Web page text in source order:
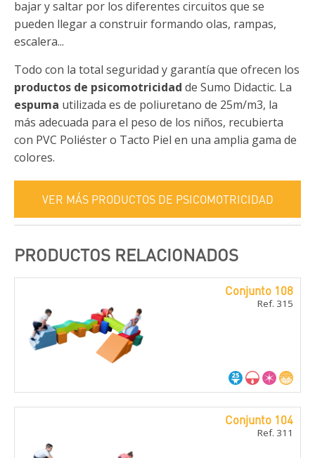
bajar y saltar por los diferentes circuitos que se
pueden llegar a construir formando olas, rampas,
escalera...
Todo con la total seguridad y garantía que ofrecen los
productos de psicomotricidad de Sumo Didactic. La
espuma utilizada es de poliuretano de 25m/m3, la
más adecuada para el peso de los niños, recubierta
con PVC Poliéster o Tacto Piel en una amplia gama de
colores.
VER MÁS PRODUCTOS DE PSICOMOTRICIDAD
PRODUCTOS RELACIONADOS
Conjunto 108
Ref. 315
Conjunto 104
Ref. 311